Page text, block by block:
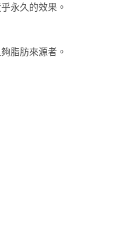
永久的效果。
脂肪來源者。